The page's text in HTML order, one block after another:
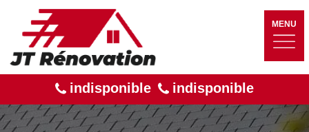
MENU
indisponible indisponible